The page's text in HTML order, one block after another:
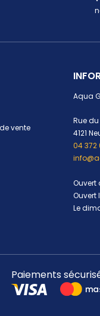
vente
Aqua
Rue du
4121
04 372
Ouvert
Ouvert
Le
Paiements